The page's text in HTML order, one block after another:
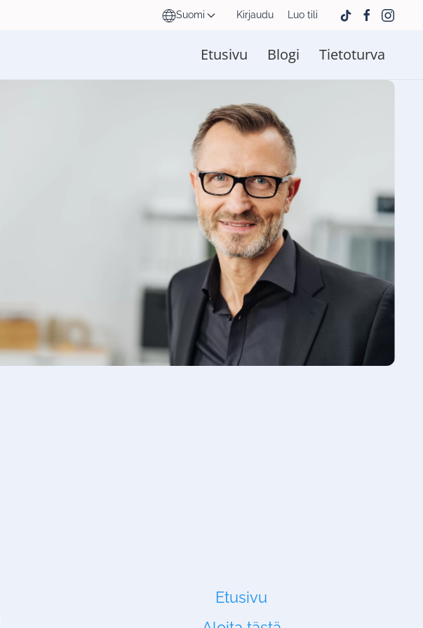
Suomi Kirjaudu Luo tili
Etusivu Blogi Tietoturva
Etusivu